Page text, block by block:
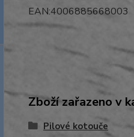
EAN:4006885668003
Zboží zařazeno v
Pilové kotouče